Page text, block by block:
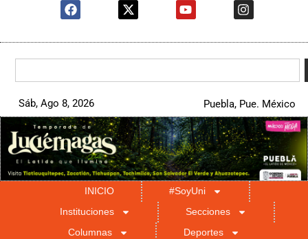
Sáb, Ago 8, 2026 Puebla, Pue. México
INICIO
#SoyUni
Instituciones
Secciones
Columnas
Deportes